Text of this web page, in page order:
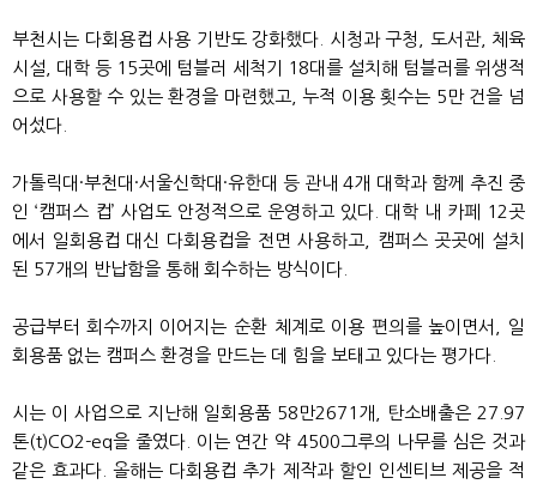
부천시는 다회용컵 사용 기반도 강화했다. 시청과 구청, 도서관, 체육
시설, 대학 등 15곳에 텀블러 세척기 18대를 설치해 텀블러를 위생적
으로 사용할 수 있는 환경을 마련했고, 누적 이용 횟수는 5만 건을 넘
어섰다.
가톨릭대·부천대·서울신학대·유한대 등 관내 4개 대학과 함께 추진 중
인 ‘캠퍼스 컵’ 사업도 안정적으로 운영하고 있다. 대학 내 카페 12곳
에서 일회용컵 대신 다회용컵을 전면 사용하고, 캠퍼스 곳곳에 설치
된 57개의 반납함을 통해 회수하는 방식이다.
공급부터 회수까지 이어지는 순환 체계로 이용 편의를 높이면서, 일
회용품 없는 캠퍼스 환경을 만드는 데 힘을 보태고 있다는 평가다.
시는 이 사업으로 지난해 일회용품 58만2671개, 탄소배출은 27.97
톤(t)CO2-eq을 줄였다. 이는 연간 약 4500그루의 나무를 심은 것과
같은 효과다. 올해는 다회용컵 추가 제작과 할인 인센티브 제공을 적